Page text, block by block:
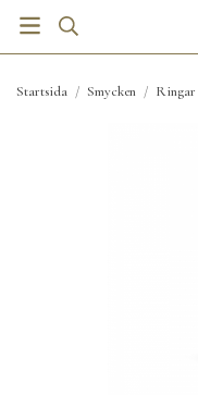
Startsida / Smycken / Ringar